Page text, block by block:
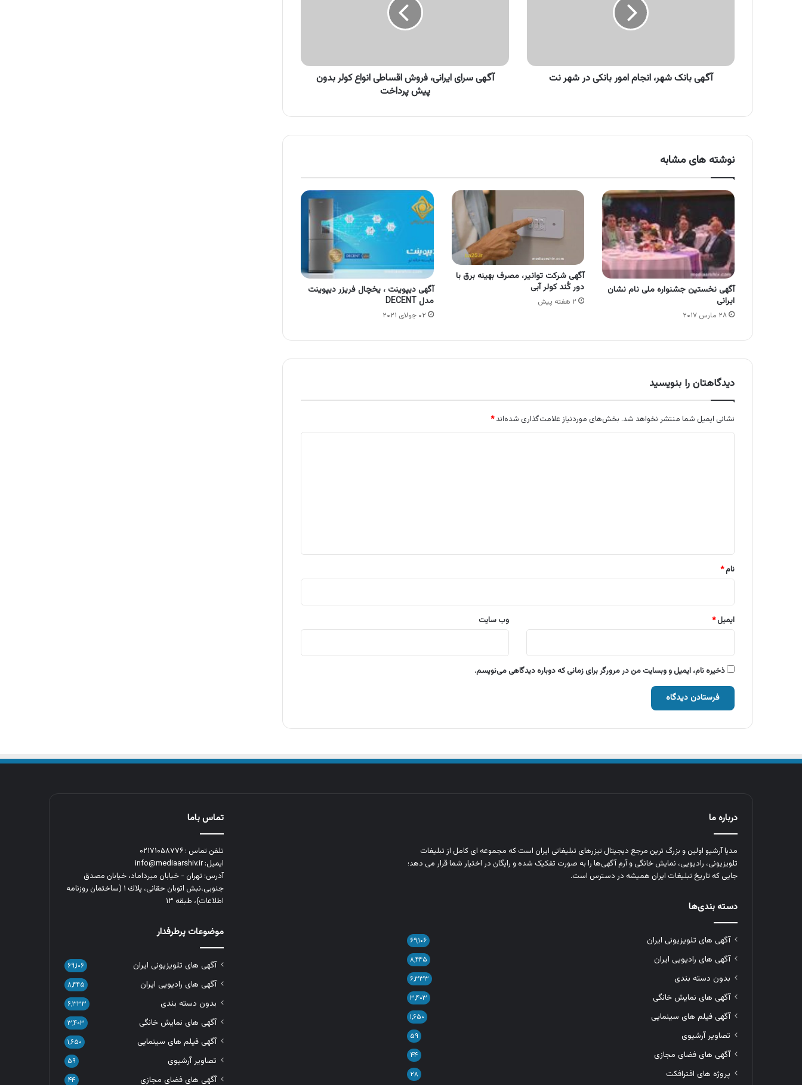
نت
آگهی بانک شهر، انجام امور بانکی در شهر نت
پیش
پرداختآگهی سرای ایرانی، فروش اقساطی انواع کولر بدون
پیش پرداخت
نوشته های مشابه
آگهی نخستین جشنواره ملی نام نشان
ایرانی
۲۸ مارس ۲۰۱۷
آگهی شرکت توانیر، مصرف بهینه برق با
دور کُند کولر آبی
۲ هفته پیش
آگهی دیپوینت ، یخچال فریزر دیپوینت
مدل DECENT
۰۲ جولای ۲۰۲۱
دیدگاهتان را بنویسید
نشانی ایمیل شما منتشر نخواهد شد. بخش‌های موردنیاز علامت‌گذاری شده‌اند*
نام*
ایمیل* وب‌ سایت
ذخیره نام، ایمیل و وبسایت من در مرورگر برای زمانی که دوباره دیدگاهی می‌نویسم.
درباره ما
مدیا آرشیو اولین و بزرگ‌ ترین مرجع دیجیتال تیزرهای تبلیغاتی ایران است که مجموعه‌ ای کامل از تبلیغات
تلویزیونی، رادیویی، نمایش خانگی و آرم‌ آگهی‌ها را به‌ صورت تفکیک‌ شده و رایگان در اختیار شما قرار می‌ دهد؛
جایی که تاریخ تبلیغات ایران همیشه در دسترس است.
دسته بندی‌ها
آگهی های تلویزیونی ایران ۶۹,۱۰۶
آگهی های رادیویی ایران ۸,۴۴۵
بدون دسته بندی ۶,۳۳۳
آگهی های نمایش خانگی ۳,۴۰۳
آگهی فیلم های سینمایی ۱,۶۵۰
تصاویر آرشیوی ۵۹
آگهی های فضای مجازی ۴۴
پروژه های افترافکت ۲۸
تماس باما
تلفن تماس : ۰۲۱۷۱۰۵۸۷۷۶
ایمیل: info@mediaarshiv.ir
آدرس: تهران - خیابان میرداماد، خیابان مصدق
جنوبی،نبش اتوبان حقانی، پلاك ١ (ساختمان روزنامه
اطلاعات)، طبقه ۱۳
موضوعات پرطرفدار
آگهی های تلویزیونی ایران ۶۹,۱۰۶
آگهی های رادیویی ایران ۸,۴۴۵
بدون دسته بندی ۶,۳۳۳
آگهی های نمایش خانگی ۳,۴۰۳
آگهی فیلم های سینمایی ۱,۶۵۰
تصاویر آرشیوی ۵۹
آگهی های فضای مجازی ۴۴